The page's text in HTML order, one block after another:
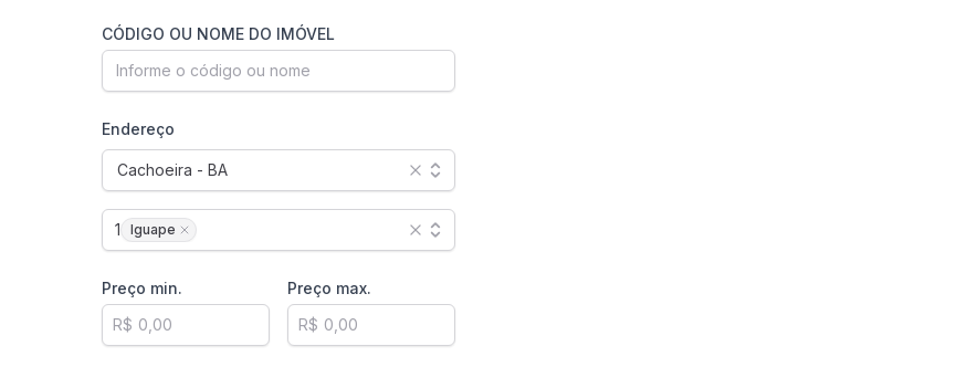
CÓDIGO OU NOME DO IMÓVEL
Endereço
Cachoeira - BA
1 Iguape
Preço min.
R$
Preço max.
R$